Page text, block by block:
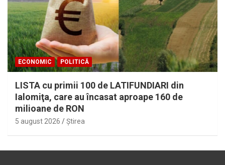
ECONOMIC POLITICĂ
LISTA cu primii 100 de LATIFUNDIARI din
Ialomiţa, care au încasat aproape 160 de
milioane de RON
5 august 2026 Ştirea